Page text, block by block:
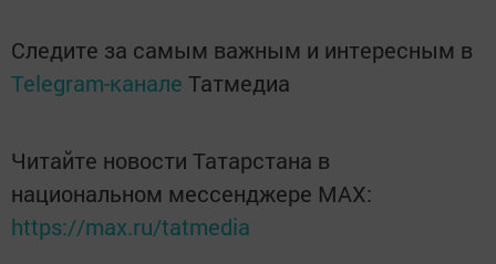
Следите за самым важным и интересным в
Telegram-канале Татмедиа
Читайте новости Татарстана в
национальном мессенджере MАХ:
https://max.ru/tatmedia